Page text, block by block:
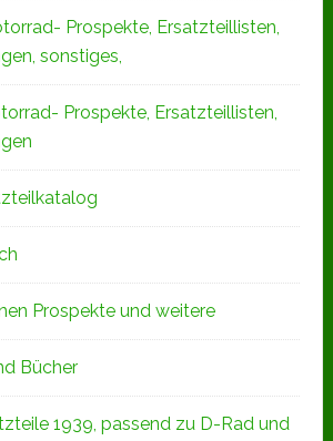
Prospekte, Ersatzteillisten,
sonstiges,
Prospekte, Ersatzteillisten,
Prospekte und weitere
Bücher
1939, passend zu D-Rad und